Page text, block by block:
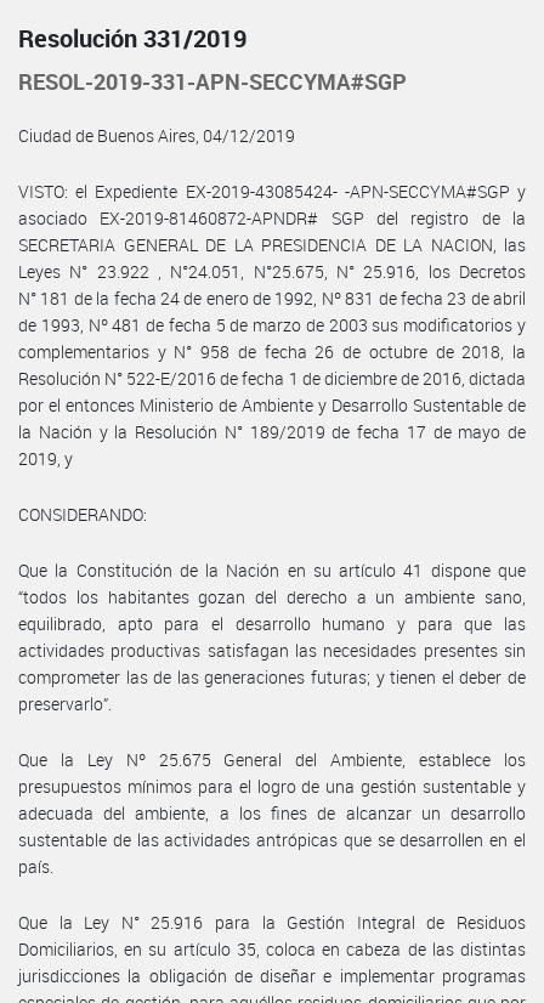
Resolución 331/2019
RESOL-2019-331-APN-SECCYMA#SGP
Ciudad de Buenos Aires, 04/12/2019
VISTO: el Expediente EX-2019-43085424- -APN-SECCYMA#SGP y
asociado EX-2019-81460872-APNDR# SGP del registro de la
SECRETARIA GENERAL DE LA PRESIDENCIA DE LA NACION, las
Leyes N° 23.922 , N°24.051, N°25.675, N° 25.916, los Decretos
N° 181 de la fecha 24 de enero de 1992, Nº 831 de fecha 23 de abril
de 1993, Nº 481 de fecha 5 de marzo de 2003 sus modificatorios y
complementarios y N° 958 de fecha 26 de octubre de 2018, la
Resolución N° 522-E/2016 de fecha 1 de diciembre de 2016, dictada
por el entonces Ministerio de Ambiente y Desarrollo Sustentable de
la Nación y la Resolución N° 189/2019 de fecha 17 de mayo de
2019, y
CONSIDERANDO:
Que la Constitución de la Nación en su artículo 41 dispone que
“todos los habitantes gozan del derecho a un ambiente sano,
equilibrado, apto para el desarrollo humano y para que las
actividades productivas satisfagan las necesidades presentes sin
comprometer las de las generaciones futuras; y tienen el deber de
preservarlo”.
Que la Ley Nº 25.675 General del Ambiente, establece los
presupuestos mínimos para el logro de una gestión sustentable y
adecuada del ambiente, a los fines de alcanzar un desarrollo
sustentable de las actividades antrópicas que se desarrollen en el
país.
Que la Ley N° 25.916 para la Gestión Integral de Residuos
Domiciliarios, en su artículo 35, coloca en cabeza de las distintas
jurisdicciones la obligación de diseñar e implementar programas